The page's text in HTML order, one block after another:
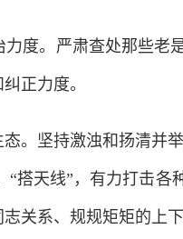
。严肃查处那些老
正力度。
坚持激浊和扬清并举
“搭天线”，有力打击
关系、规规矩矩的上